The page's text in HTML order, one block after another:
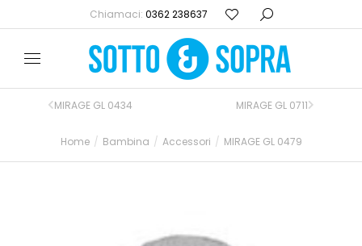
Chiamaci: 0362 238637
Tu sei qui:
Home Bambina Accessori MIRAGE GL 0479
MIRAGE GL 0434 MIRAGE GL 0711